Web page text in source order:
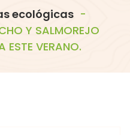
ecológicas -
Y SALMOREJO
ESTE VERANO.